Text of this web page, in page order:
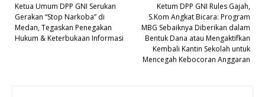
Ketum DPP GNI Rules Gajah,
S.Kom Angkat Bicara: Program
MBG Sebaiknya Diberikan dalam
Bentuk Dana atau Mengaktifkan
Kembali Kantin Sekolah untuk
Mencegah Kebocoran Anggaran
Ketua Umum DPP GNI Serukan
Gerakan “Stop Narkoba” di
Medan, Tegaskan Penegakan
Hukum & Keterbukaan Informasi